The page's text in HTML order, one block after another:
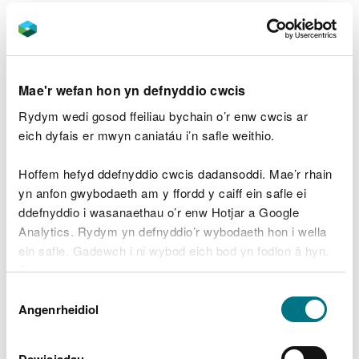
Mae'r wefan hon yn defnyddio cwcis
Rydym wedi gosod ffeiliau bychain o’r enw cwcis ar
eich dyfais er mwyn caniatáu i’n safle weithio.
Hoffem hefyd ddefnyddio cwcis dadansoddi. Mae’r rhain
yn anfon gwybodaeth am y ffordd y caiff ein safle ei
ddefnyddio i wasanaethau o’r enw Hotjar a Google
Analytics. Rydym yn defnyddio’r wybodaeth hon i wella
ein safle. Gadewch i ni wybod eich bod yn fodlon â hyn.
Byddwn yn defnyddio cwci i gadw eich dewis.
Gellirdarllen mwy am ein cwcis cyn i chi ddewis.
Caniatâd
Angenrheidiol
Hysbysiadau cydymffurfio
ac adfer
Bod y penderfyniad yn seiliedig ar gamgymeriad
ffeithiol
Bod y penderfyniad yn groes i’r gyfraith
gofyniad yn Afresymol
Bod y penderfyniad yn afresymol am unrhyw
reswm arall
Cosbau am beidio â
chydymffurfio
Bod y penderfyniad i gyflwyno'r hysbysiad yn